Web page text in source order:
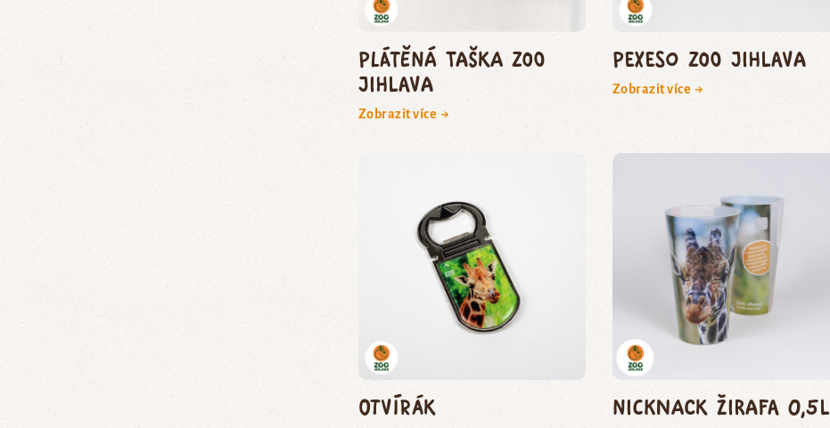
Plátěná taška Zoo
Jihlava
Zobrazit více →
Pexeso Zoo Jihlava
Zobrazit více →
Otvírák NickNack žirafa 0,5l